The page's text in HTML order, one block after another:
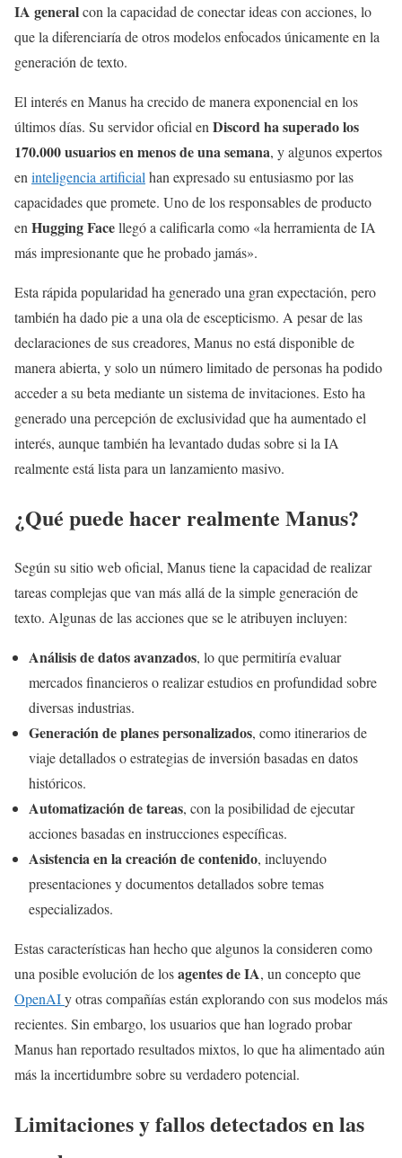
IA generalcon la capacidad de conectar ideas con acciones, lo
que la diferenciaría de otros modelos enfocados únicamente en la
generación de texto.
El interés en Manus ha crecido de manera exponencial en los
últimos días. Su servidor oficial enDiscord ha superado los
170.000 usuarios en menos de una semana, y algunos expertos
eninteligencia artificialhan expresado su entusiasmo por las
capacidades que promete. Uno de los responsables de producto
enHugging Facellegó a calificarla como «la herramienta de IA
más impresionante que he probado jamás».
Esta rápida popularidad ha generado una gran expectación, pero
también ha dado pie a una ola de escepticismo. A pesar de las
declaraciones de sus creadores, Manus no está disponible de
manera abierta, y solo un número limitado de personas ha podido
acceder a su beta mediante un sistema de invitaciones. Esto ha
generado una percepción de exclusividad que ha aumentado el
interés, aunque también ha levantado dudas sobre si la IA
realmente está lista para un lanzamiento masivo.
¿Qué puede hacer realmente Manus?
Según su sitio web oficial, Manus tiene la capacidad de realizar
tareas complejas que van más allá de la simple generación de
texto. Algunas de las acciones que se le atribuyen incluyen:
Análisis de datos avanzados, lo que permitiría evaluar
mercados financieros o realizar estudios en profundidad sobre
diversas industrias.
Generación de planes personalizados, como itinerarios de
viaje detallados o estrategias de inversión basadas en datos
históricos.
Automatización de tareas, con la posibilidad de ejecutar
acciones basadas en instrucciones específicas.
Asistencia en la creación de contenido, incluyendo
presentaciones y documentos detallados sobre temas
especializados.
Estas características han hecho que algunos la consideren como
una posible evolución de losagentes de IA, un concepto que
OpenAIy otras compañías están explorando con sus modelos más
recientes. Sin embargo, los usuarios que han logrado probar
Manus han reportado resultados mixtos, lo que ha alimentado aún
más la incertidumbre sobre su verdadero potencial.
Limitaciones y fallos detectados en las